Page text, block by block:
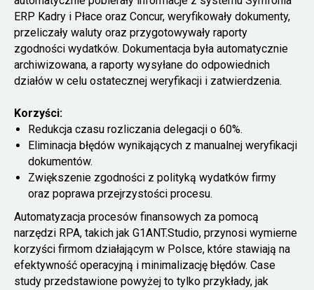
ERP Kadry i Płace oraz Concur, weryfikowały dokumenty,
przeliczały waluty oraz przygotowywały raporty
zgodności wydatków. Dokumentacja była automatycznie
archiwizowana, a raporty wysyłane do odpowiednich
działów w celu ostatecznej weryfikacji i zatwierdzenia.
Korzyści:
Redukcja czasu rozliczania delegacji o 60%.
Eliminacja błędów wynikających z manualnej weryfikacji
dokumentów.
Zwiększenie zgodności z polityką wydatków firmy
oraz poprawa przejrzystości procesu.
Automatyzacja procesów finansowych za pomocą
narzędzi RPA, takich jak G1ANT.Studio, przynosi wymierne
korzyści firmom działającym w Polsce, które stawiają na
efektywność operacyjną i minimalizację błędów. Case
study przedstawione powyżej to tylko przykłady, jak